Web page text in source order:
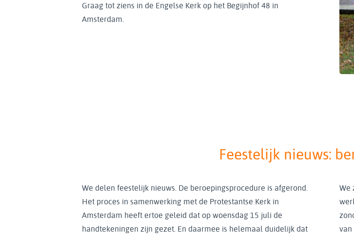
Graag tot ziens in de Engelse Kerk op het Begijnhof 48 in
Amsterdam.
Feestelijk nieuws:
We delen feestelijk nieuws. De beroepingsprocedure is afgerond.
Het proces in samenwerking met de Protestantse Kerk in
Amsterdam heeft ertoe geleid dat op woensdag 15 juli de
handtekeningen zijn gezet. En daarmee is helemaal duidelijk dat
We
van